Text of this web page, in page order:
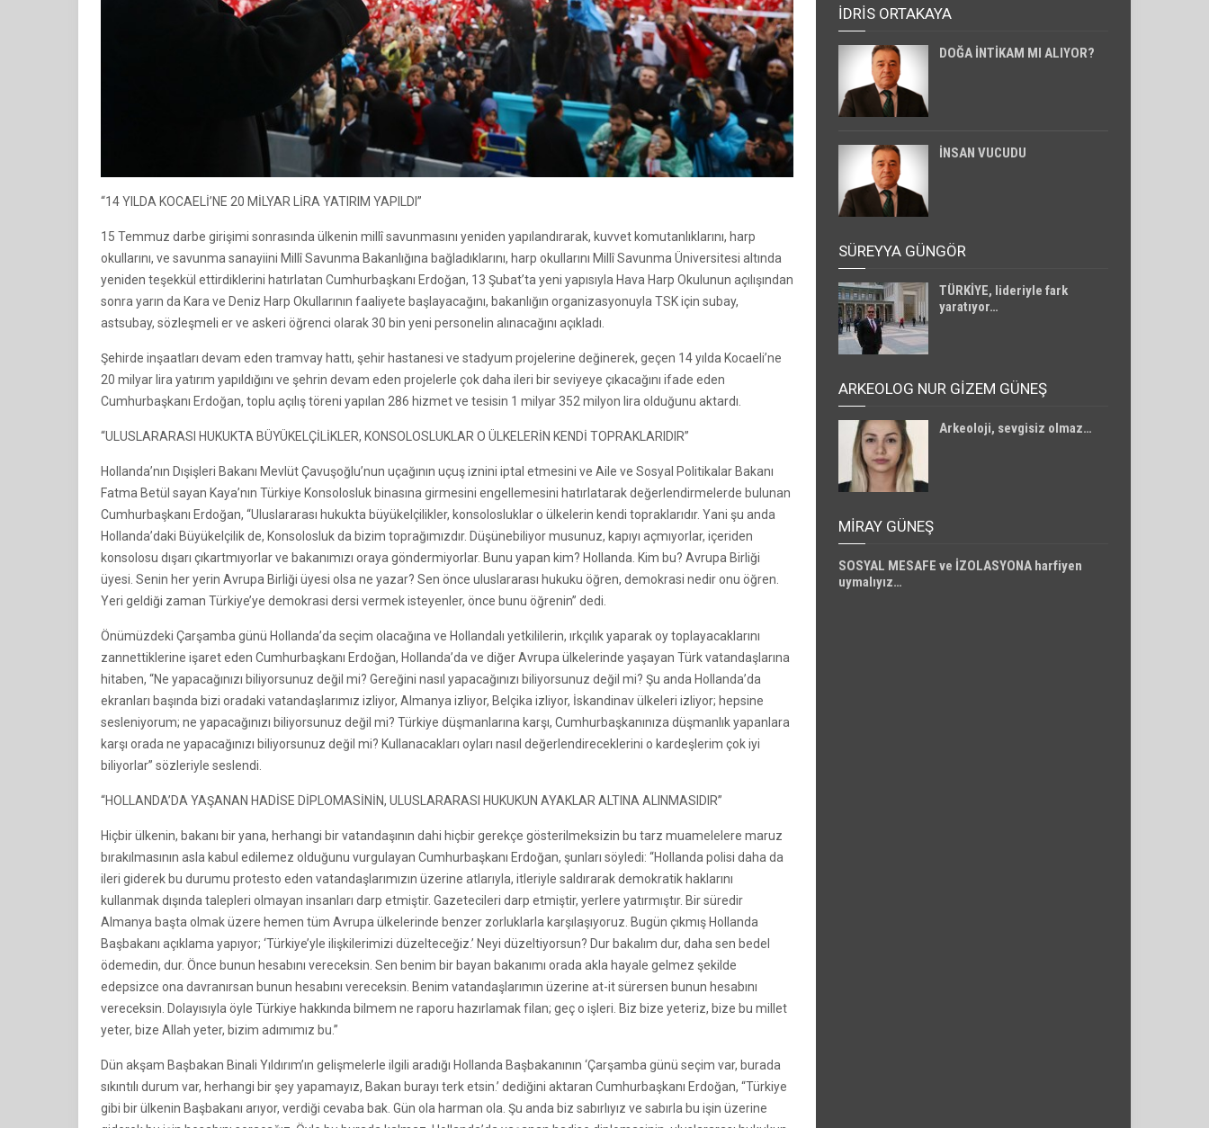
“14 YILDA KOCAELİ’NE 20 MİLYAR LİRA YATIRIM YAPILDI”
15 Temmuz darbe girişimi sonrasında ülkenin millî savunmasını yeniden yapılandırarak, kuvvet komutanlıklarını, harp
okullarını, ve savunma sanayiini Millî Savunma Bakanlığına bağladıklarını, harp okullarını Millî Savunma Üniversitesi altında
yeniden teşekkül ettirdiklerini hatırlatan Cumhurbaşkanı Erdoğan, 13 Şubat’ta yeni yapısıyla Hava Harp Okulunun açılışından
sonra yarın da Kara ve Deniz Harp Okullarının faaliyete başlayacağını, bakanlığın organizasyonuyla TSK için subay,
astsubay, sözleşmeli er ve askeri öğrenci olarak 30 bin yeni personelin alınacağını açıkladı.
Şehirde inşaatları devam eden tramvay hattı, şehir hastanesi ve stadyum projelerine değinerek, geçen 14 yılda Kocaeli’ne
20 milyar lira yatırım yapıldığını ve şehrin devam eden projelerle çok daha ileri bir seviyeye çıkacağını ifade eden
Cumhurbaşkanı Erdoğan, toplu açılış töreni yapılan 286 hizmet ve tesisin 1 milyar 352 milyon lira olduğunu aktardı.
“ULUSLARARASI HUKUKTA BÜYÜKELÇİLİKLER, KONSOLOSLUKLAR O ÜLKELERİN KENDİ TOPRAKLARIDIR”
Hollanda’nın Dışişleri Bakanı Mevlüt Çavuşoğlu’nun uçağının uçuş iznini iptal etmesini ve Aile ve Sosyal Politikalar Bakanı
Fatma Betül sayan Kaya’nın Türkiye Konsolosluk binasına girmesini engellemesini hatırlatarak değerlendirmelerde bulunan
Cumhurbaşkanı Erdoğan, “Uluslararası hukukta büyükelçilikler, konsolosluklar o ülkelerin kendi topraklarıdır. Yani şu anda
Hollanda’daki Büyükelçilik de, Konsolosluk da bizim toprağımızdır. Düşünebiliyor musunuz, kapıyı açmıyorlar, içeriden
konsolosu dışarı çıkartmıyorlar ve bakanımızı oraya göndermiyorlar. Bunu yapan kim? Hollanda. Kim bu? Avrupa Birliği
üyesi. Senin her yerin Avrupa Birliği üyesi olsa ne yazar? Sen önce uluslararası hukuku öğren, demokrasi nedir onu öğren.
Yeri geldiği zaman Türkiye’ye demokrasi dersi vermek isteyenler, önce bunu öğrenin” dedi.
Önümüzdeki Çarşamba günü Hollanda’da seçim olacağına ve Hollandalı yetkililerin, ırkçılık yaparak oy toplayacaklarını
zannettiklerine işaret eden Cumhurbaşkanı Erdoğan, Hollanda’da ve diğer Avrupa ülkelerinde yaşayan Türk vatandaşlarına
hitaben, “Ne yapacağınızı biliyorsunuz değil mi? Gereğini nasıl yapacağınızı biliyorsunuz değil mi? Şu anda Hollanda’da
ekranları başında bizi oradaki vatandaşlarımız izliyor, Almanya izliyor, Belçika izliyor, İskandinav ülkeleri izliyor; hepsine
sesleniyorum; ne yapacağınızı biliyorsunuz değil mi? Türkiye düşmanlarına karşı, Cumhurbaşkanınıza düşmanlık yapanlara
karşı orada ne yapacağınızı biliyorsunuz değil mi? Kullanacakları oyları nasıl değerlendireceklerini o kardeşlerim çok iyi
biliyorlar” sözleriyle seslendi.
“HOLLANDA’DA YAŞANAN HADİSE DİPLOMASİNİN, ULUSLARARASI HUKUKUN AYAKLAR ALTINA ALINMASIDIR”
Hiçbir ülkenin, bakanı bir yana, herhangi bir vatandaşının dahi hiçbir gerekçe gösterilmeksizin bu tarz muamelelere maruz
bırakılmasının asla kabul edilemez olduğunu vurgulayan Cumhurbaşkanı Erdoğan, şunları söyledi: “Hollanda polisi daha da
ileri giderek bu durumu protesto eden vatandaşlarımızın üzerine atlarıyla, itleriyle saldırarak demokratik haklarını
kullanmak dışında talepleri olmayan insanları darp etmiştir. Gazetecileri darp etmiştir, yerlere yatırmıştır. Bir süredir
Almanya başta olmak üzere hemen tüm Avrupa ülkelerinde benzer zorluklarla karşılaşıyoruz. Bugün çıkmış Hollanda
Başbakanı açıklama yapıyor; ‘Türkiye’yle ilişkilerimizi düzelteceğiz.’ Neyi düzeltiyorsun? Dur bakalım dur, daha sen bedel
ödemedin, dur. Önce bunun hesabını vereceksin. Sen benim bir bayan bakanımı orada akla hayale gelmez şekilde
edepsizce ona davranırsan bunun hesabını vereceksin. Benim vatandaşlarımın üzerine at-it sürersen bunun hesabını
vereceksin. Dolayısıyla öyle Türkiye hakkında bilmem ne raporu hazırlamak filan; geç o işleri. Biz bize yeteriz, bize bu millet
yeter, bize Allah yeter, bizim adımımız bu.”
Dün akşam Başbakan Binali Yıldırım’ın gelişmelerle ilgili aradığı Hollanda Başbakanının ‘Çarşamba günü seçim var, burada
sıkıntılı durum var, herhangi bir şey yapamayız, Bakan burayı terk etsin.’ dediğini aktaran Cumhurbaşkanı Erdoğan, “Türkiye
gibi bir ülkenin Başbakanı arıyor, verdiği cevaba bak. Gün ola harman ola. Şu anda biz sabırlıyız ve sabırla bu işin üzerine
İDRİS ORTAKAYA
DOĞA İNTİKAM MI ALIYOR?
İNSAN VUCUDU
SÜREYYA GÜNGÖR
TÜRKİYE, lideriyle fark
yaratıyor…
ARKEOLOG NUR GİZEM GÜNEŞ
Arkeoloji, sevgisiz olmaz…
MIRAY GÜNEŞ
SOSYAL MESAFE ve İZOLASYONA harfiyen
uymalıyız…